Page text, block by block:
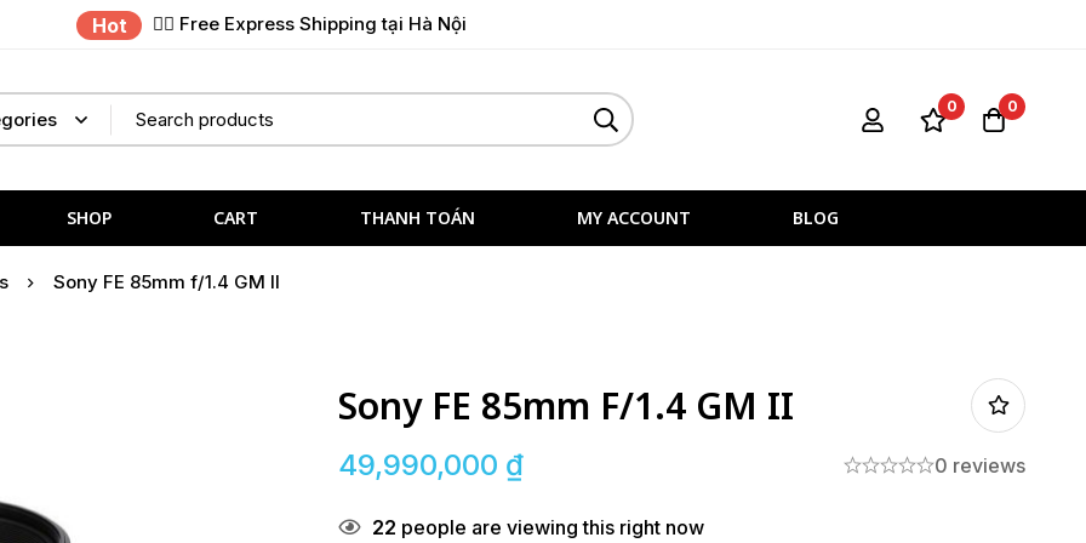
Hot ✌🏼 Free Express Shipping tại Hà Nội
0 0
SHOP CART THANH TOÁN MY ACCOUNT BLOG
Sony FE 85mm f/1.4 GM II
Sony FE 85mm F/1.4 GM II
49,990,000 ₫ 0 reviews
22 people are viewing this right now